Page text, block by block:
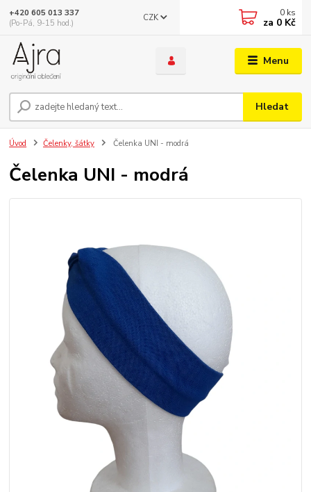
Menu
CZK
Hledat
+420 605 013 337
(Po-Pá, 9-15 hod.)
0 ks
za 0 Kč
Úvod Čelenky, šátky Čelenka UNI - modrá
Čelenka UNI - modrá